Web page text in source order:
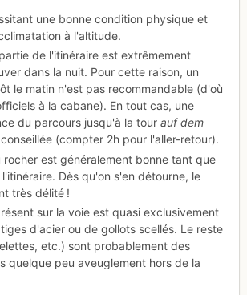
une bonne condition physique et
à l'altitude.
de l'itinéraire est extrêmement
dans la nuit. Pour cette raison, un
le matin n'est pas recommandable (d'où
à la cabane). En tout cas, une
du parcours jusqu'à la tour auf dem
(compter 2h pour l'aller-retour).
rocher est généralement bonne tant que
Dès qu'on s'en détourne, le
très délité !
sur la voie est quasi exclusivement
d'acier ou de gollots scellés. Le reste
etc.) sont probablement des
quelque peu aveuglement hors de la